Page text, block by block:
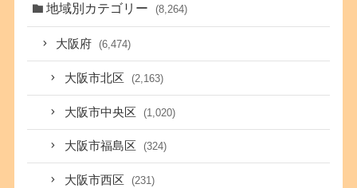
地域別カテゴリー (8,264)
大阪府 (6,474)
大阪市北区 (2,163)
大阪市中央区 (1,020)
大阪市福島区 (324)
大阪市西区 (231)